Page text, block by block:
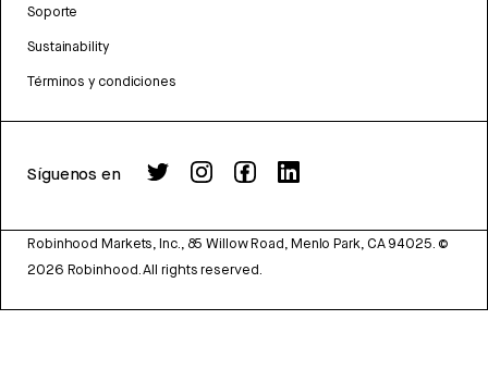
Soporte
Sustainability
Términos y condiciones
Síguenos en
Robinhood Markets, Inc., 85 Willow Road, Menlo Park, CA 94025. ©
2026 Robinhood. All rights reserved.